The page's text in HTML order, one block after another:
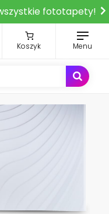
fototapety!
Koszyk Menu